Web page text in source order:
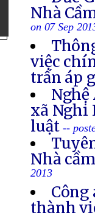
Nhà
on 07 Sep
việc
trấn áp
Nghệ
xã Nghi
luật--
Nhà
2013
thành